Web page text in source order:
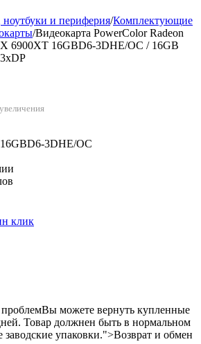
и периферия/Комплектующие
/Видеокарта PowerColor Radeon
6900XT 16GBD6-3DHE/OC / 16GB
3DHE/OC
клик
Вы можете вернуть купленные
Товар должнен быть в нормальном
заводские упаковки.">Возврат и обмен